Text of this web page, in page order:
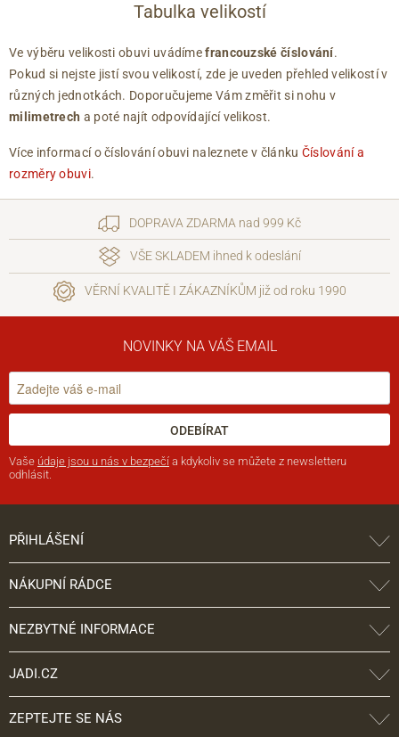
Tabulka velikostí
Ve výběru velikosti obuvi uvádímefrancouzské číslování.
Pokud si nejste jistí svou velikostí, zde je uveden přehled velikostí v
různých jednotkách. Doporučujeme Vám změřit si nohu v
milimetrech a poté najít odpovídající velikost.
Více informací o číslování obuvi naleznete v článku Číslování a
rozměry obuvi.
DOPRAVA ZDARMA nad 999 Kč
VŠE SKLADEM ihned k odeslání
VĚRNÍ KVALITĚ I ZÁKAZNÍKŮM již od roku 1990
NOVINKY NA VÁŠ EMAIL
ODEBÍRAT
Vaše údaje jsou u nás v bezpečí a kdykoliv se můžete z newsletteru
odhlásit.
PŘIHLÁŠENÍ
NÁKUPNÍ RÁDCE
NEZBYTNÉ INFORMACE
JADI.CZ
ZEPTEJTE SE NÁS